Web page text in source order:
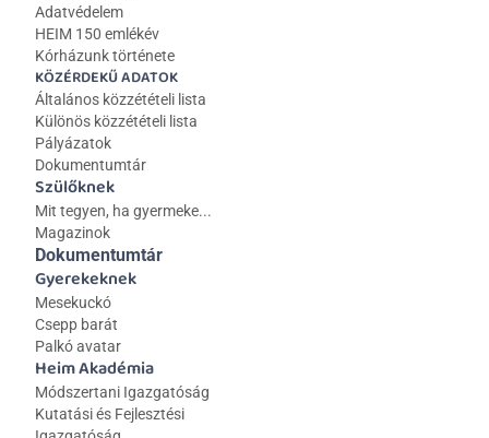
Adatvédelem
HEIM 150 emlékév
Kórházunk története
KÖZÉRDEKŰ ADATOK
Általános közzétételi lista
Különös közzétételi lista
Pályázatok
Dokumentumtár
Szülőknek
Mit tegyen, ha gyermeke...
Magazinok
Gyerekeknek
Mesekuckó
Csepp barát
Palkó avatar
Heim Akadémia
Módszertani Igazgatóság
Kutatási és Fejlesztési
Dokumentumtár